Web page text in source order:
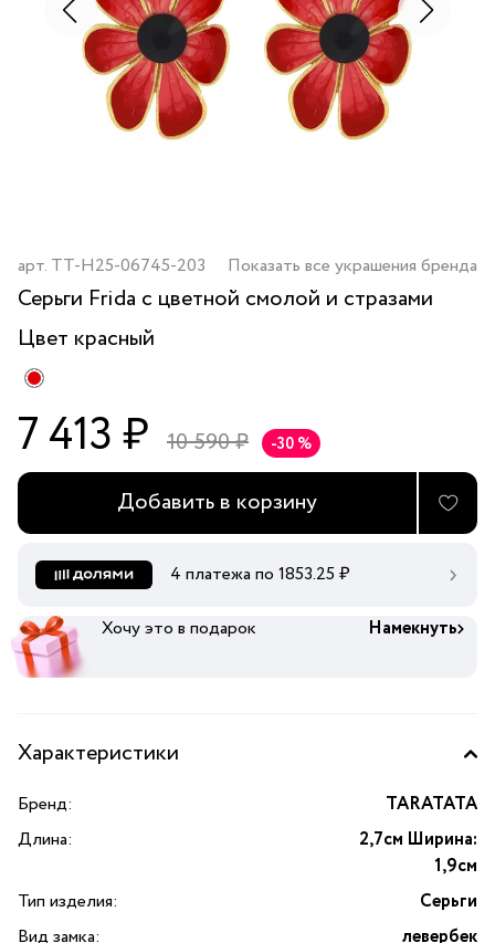
арт. TT-H25-06745-203 Показать все украшения бренда
Серьги Frida с цветной смолой и стразами
Цвет красный
7 413 ₽ 10 590 ₽ -30 %
Добавить в корзину
4 платежа по 1853.25 ₽
Хочу это в подарок Намекнуть
Характеристики
Бренд:
TARATATA
Длина:
2,7см Ширина:
1,9см
Тип изделия:
Серьги
Вид замка:
левербек